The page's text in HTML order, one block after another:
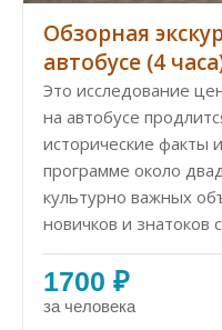
Обзорная
автобусе (4
Это исследование
на автобусе
исторические факты
программе около
культурно важных
новичков и знатоков
1700 ₽
за человека